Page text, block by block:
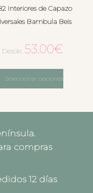
Interiores de Capazo
Bambula Beis
Desde: 53.00€
Seleccionar opciones
Península.
12 días